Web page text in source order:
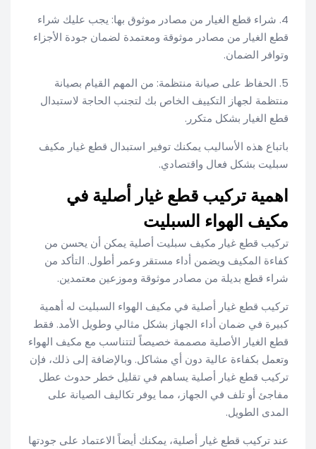
4. شراء قطع الغيار من مصادر موثوق بها: يجب عليك شراء
قطع الغيار من مصادر موثوقة ومعتمدة لضمان جودة الأجزاء
وتوافر الضمان.
5. الحفاظ على صيانة منتظمة: من المهم القيام بصيانة
منتظمة لجهاز التكييف الخاص بك لتجنب الحاجة لاستبدال
قطع الغيار بشكل متكرر.
باتباع هذه الأساليب يمكنك توفير استبدال قطع غيار مكيف
سبليت بشكل فعال واقتصادي.
اهمية تركيب قطع غيار أصلية في
مكيف الهواء السبليت
تركيب قطع غيار مكيف سبليت أصلية يمكن أن يحسن من
كفاءة المكيف ويضمن أداء مستقر وعمر أطول. التأكد من
شراء قطع بديلة من مصادر موثوقة وموزعين معتمدين.
تركيب قطع غيار أصلية في مكيف الهواء السبليت له أهمية
كبيرة في ضمان أداء الجهاز بشكل مثالي وطويل الأمد. فقط
قطع الغيار الأصلية مصممة خصيصاً لتتناسب مع مكيف الهواء
وتعمل بكفاءة عالية دون أي مشاكل. وبالإضافة إلى ذلك، فإن
تركيب قطع غيار أصلية يساهم في تقليل خطر حدوث عطل
مفاجئ أو تلف في الجهاز، مما يوفر تكاليف الصيانة على
المدى الطويل.
عند تركيب قطع غيار أصلية، يمكنك أيضاً الاعتماد على جودتها